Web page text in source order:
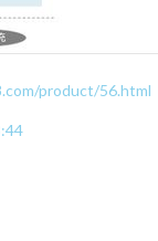
product/56.html